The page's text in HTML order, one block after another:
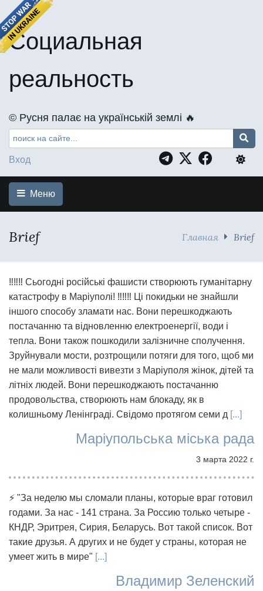
Социальная
реальность
©️ Русня палає на українській землі 🔥
Вход
Меню
Brief Главная Brief
‼️‼️‼️ Сьогодні російські фашисти створюють гуманітарну
катастрофу в Маріуполі! ‼️‼️‼️ Ці покидьки не знайшли
іншого способу зламати нас. Вони перешкоджають
постачанню та відновленню електроенергії, води і
тепла. Вони також пошкодили залізничне сполучення.
Зруйнували мости, розтрощили потяги для того, щоб ми
не мали можливості вивезти з Маріуполя жінок, дітей та
літніх людей. Вони перешкоджають постачанню
продовольства, створюють нам блокаду, як в
колишньому Ленінграді. Свідомо протягом семи д [...]
Маріупольська міська рада
3 марта 2022 г.
⚡ "За неделю мы сломали планы, которые враг готовил
годами. За нас - 141 страна. За Россию только четыре -
КНДР, Эритрея, Сирия, Беларусь. Вот такой список. Вот
такие друзья. А других и не будет у страны, которая не
умеет жить в мире" [...]
Владимир Зеленский